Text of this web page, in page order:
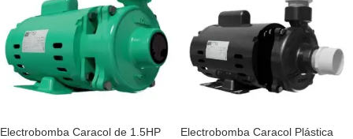
Electrobomba Caracol de 1.5HP
Electrobomba Caracol Plástica